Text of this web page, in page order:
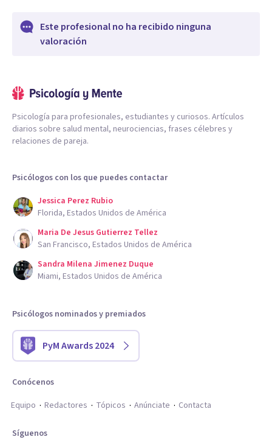
Este profesional no ha recibido ninguna
valoración
Psicología para profesionales, estudiantes y curiosos. Artículos
diarios sobre salud mental, neurociencias, frases célebres y
relaciones de pareja.
Psicólogos con los que puedes contactar
Jessica Perez Rubio
Florida, Estados Unidos de América
Maria De Jesus Gutierrez Tellez
San Francisco, Estados Unidos de América
Sandra Milena Jimenez Duque
Miami, Estados Unidos de América
Psicólogos nominados y premiados
PyM Awards 2024
Conócenos
Equipo
Redactores Tópicos Anúnciate Contacta
Síguenos